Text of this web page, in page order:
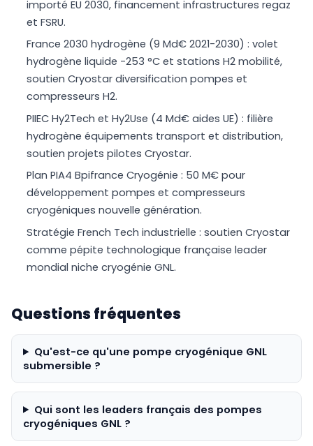
importé EU 2030, financement infrastructures regaz
et FSRU.
France 2030 hydrogène (9 Md€ 2021-2030) : volet
hydrogène liquide -253 °C et stations H2 mobilité,
soutien Cryostar diversification pompes et
compresseurs H2.
PIIEC Hy2Tech et Hy2Use (4 Md€ aides UE) : filière
hydrogène équipements transport et distribution,
soutien projets pilotes Cryostar.
Plan PIA4 Bpifrance Cryogénie : 50 M€ pour
développement pompes et compresseurs
cryogéniques nouvelle génération.
Stratégie French Tech industrielle : soutien Cryostar
comme pépite technologique française leader
mondial niche cryogénie GNL.
Questions fréquentes
Qu'est-ce qu'une pompe cryogénique GNL
submersible ?
Qui sont les leaders français des pompes
cryogéniques GNL ?